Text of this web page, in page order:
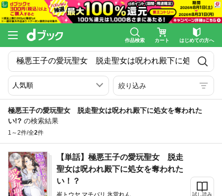
作品検索 カート はじめての方へ
絞り込み
極悪王子の愛玩聖女 脱走聖女は呪われ殿下に処女を奪われた
い!? の検索結果
1～2件/全2件
【単話】極悪王子の愛玩聖女 脱走
聖女は呪われ殿下に処女を奪われた
い！？
崔トウヤ マチバリ 氷堂れん
試し読み